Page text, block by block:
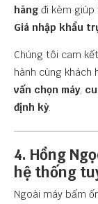
hãng đi kèm giúp
Giá nhập khẩu
Chúng tôi cam
hành cùng
vấn chọn máy,
định kỳ.
4. Hồng
hệ thống
Ngoài máy bấm